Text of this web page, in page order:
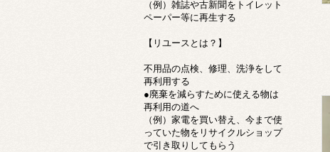
（例）雑誌や古新聞をトイレット
ペーパー等に再生する
【リユースとは？】
不用品の点検、修理、洗浄をして
再利用する
●廃棄を減らすために使える物は
再利用の道へ
（例）家電を買い替え、今まで使
っていた物をリサイクルショップ
で引き取りしてもらう